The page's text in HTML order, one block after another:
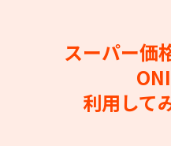
スーパー価
利用して